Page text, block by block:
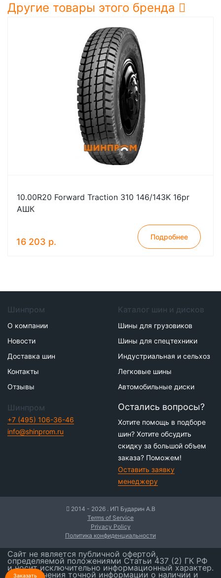
Заказать
Другие товары этого бренда
10.00R20 Forward Traction 310 146/143K 16pr
АШК
16 203 р. Подробнее
Шинпром
О компании
Новости
Доставка шин
Контакты
Отзывы
Каталог шин и дисков
Шины для грузовиков
Шины для спецтехники
Индустриальная и сельхоз
Легковые шины
Автомобильные диски
Шинпром
+7 (495) 106-36-46
info@shinprom.ru
Остались вопросы?
Хотите помощь в подборе
шин? Хотите обсудить
скидку за большой объем
заказа? Поможем!
Оставить заявку
менеджеру
2014 - 2026 . ИП Бударин А.В
Terms of Service
Privacy Policy
Политика конфиденциальности
Сайт не является публичной офертой,
определяемой положениями Статьи 437 (2) ГК РФ
и носит исключительно информационный характер.
Для получения точной информации о наличии и